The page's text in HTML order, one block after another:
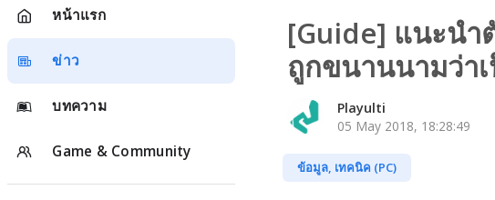
หน้าแรก
ข่าว
บทความ
Game & Community
[Guide] แนะนำ
ถูกขนานนามว่า
Playulti
05 May 2018, 18:28:49
ข้อมูล, เทคนิค (PC)